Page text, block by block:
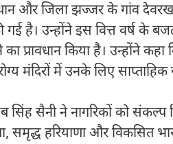
और जिला झज्जर के गांव
गई है। उन्होंने इस वित्त वर्ष के
प्रावधान किया है। उन्होंने कहा
मंदिरों में उनके लिए साप्ताहिक
सिंह सैनी ने नागरिकों को संकल्प
समृद्ध हरियाणा और विकसित